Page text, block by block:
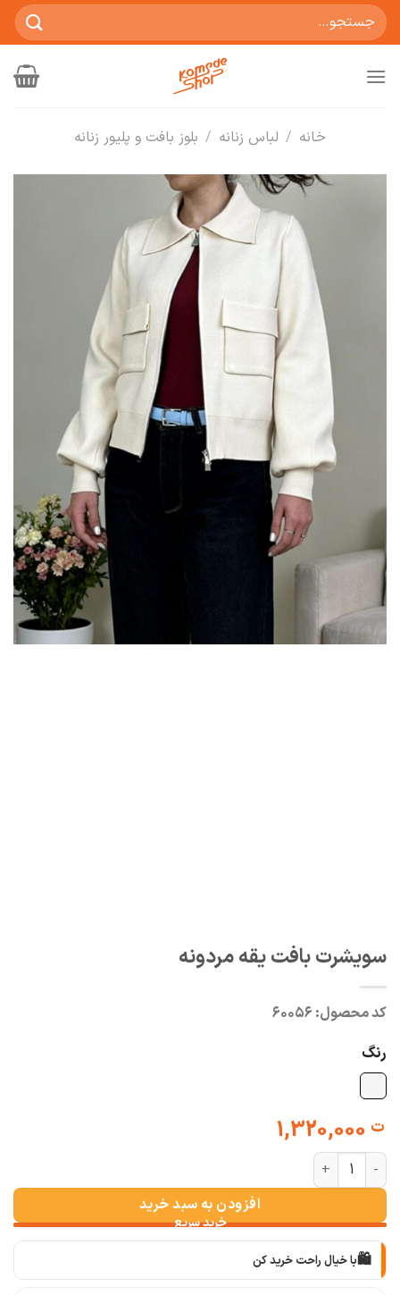
جستجو
برای:
خانه / لباس زنانه / بلوز بافت و پلیور زنانه
سویشرت بافت یقه مردونه
کد محصول:۶۰۰۵۶
رنگ
ت1,320,000
سویشرت بافت یقه مردونه عدد
افزودن به سبد خرید
🛍️با خیال راحت خرید کن